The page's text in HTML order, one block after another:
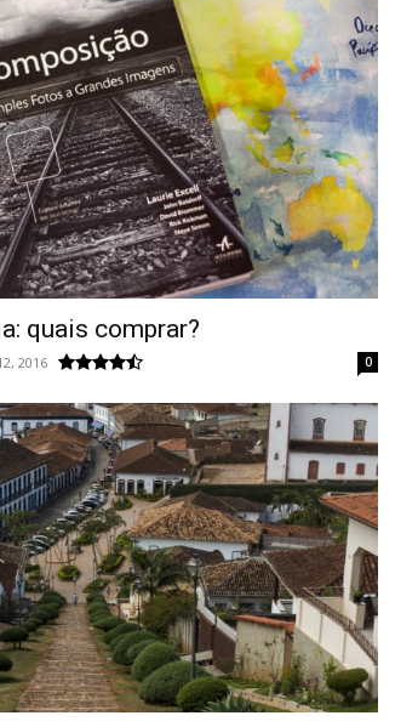
quais comprar?
2016 0